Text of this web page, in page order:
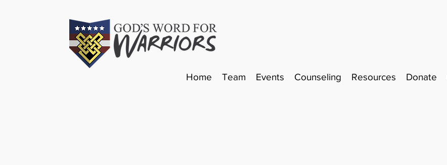
Home Team Events Counseling Resources Donate